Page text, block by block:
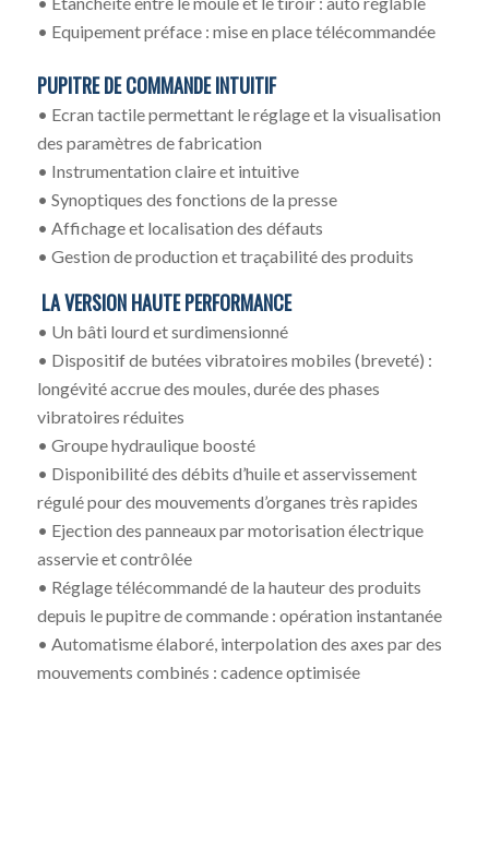
• Equipement préface : mise en place télécommandée
PUPITRE DE COMMANDE INTUITIF
• Ecran tactile permettant le réglage et la visualisation
des paramètres de fabrication
• Instrumentation claire et intuitive
• Synoptiques des fonctions de la presse
• Affichage et localisation des défauts
• Gestion de production et traçabilité des produits
LA VERSION HAUTE PERFORMANCE
• Un bâti lourd et surdimensionné
• Dispositif de butées vibratoires mobiles (breveté) :
longévité accrue des moules, durée des phases
vibratoires réduites
• Groupe hydraulique boosté
• Disponibilité des débits d’huile et asservissement
régulé pour des mouvements d’organes très rapides
• Ejection des panneaux par motorisation électrique
asservie et contrôlée
• Réglage télécommandé de la hauteur des produits
depuis le pupitre de commande : opération instantanée
• Automatisme élaboré, interpolation des axes par des
mouvements combinés : cadence optimisée